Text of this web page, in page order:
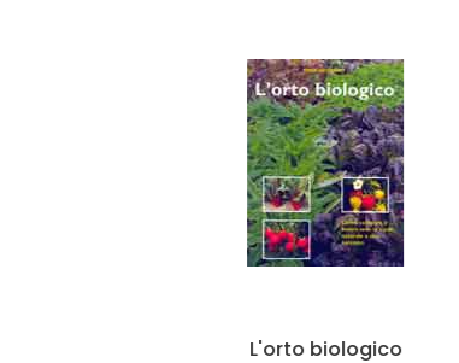
L'orto biologico